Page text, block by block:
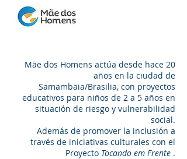
Mãe dos Homens actúa desde hace 20
años en la ciudad de
Samambaia/Brasilia, con proyectos
educativos para niños de 2 a 5 años en
situación de riesgo y vulnerabilidad
social.
Además de promover la inclusión a
través de iniciativas culturales con el
Proyecto Tocando em Frente .